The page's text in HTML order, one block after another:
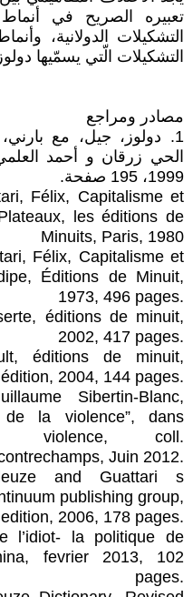
تعبيره الصريح في
التشكيلات ‏الدولانية،
‏التشكيلات الّتي يسمّيها
مصادر ومراجع
‏1.‏ دولوز، جيل، مع
الحي زرقان و أحمد
1999، 195 صفحة.‏
Félix, ‎Capitalisme et
les éditions de
Minuits, Paris, ‎‎1980‎
Félix, ‎Capitalisme et
Éditions de Minuit,
1973, 496 ‎pages.‎
éditions de ‎minuit,
2002, 417 pages.‎
éditions de ‎minuit,
2004, 144 pages.‎
Sibertin-‎Blanc,
la ‎violence”, dans
‎coll.
Juin 2012.‎
and Guattari s
‎publishing group,
2006, 178 ‎pages.‎
l’idiot- la politique ‎de
fevrier ‎‎2013, 102
pages.‎